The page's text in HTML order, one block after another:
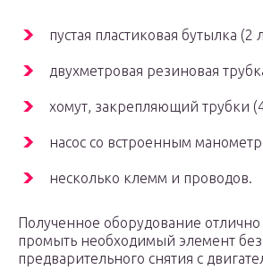
пустая пластиковая бутылка (2
двухметровая резиновая
хомут, закрепляющий трубки
насос со встроенным
несколько клемм и проводов.
Полученное оборудование
промыть необходимый элемент без
предварительного снятия с